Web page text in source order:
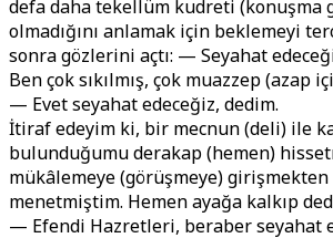
defa daha tekellüm kudreti (konuşma
olmadığını anlamak için beklemeyi
sonra gözlerini açtı: — Seyahat
Ben çok sıkılmış, çok muazzep (azap
— Evet seyahat edeceğiz, dedim.
İtiraf edeyim ki, bir mecnun (deli) ile
bulunduğumu derakap (hemen)
mükâlemeye (görüşmeye)
menetmiştim. Hemen ayağa kalkıp
— Efendi Hazretleri, beraber seyahat